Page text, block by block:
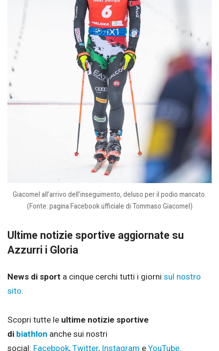
Giacomel all’arrivo dell’inseguimento, deluso per il podio mancato.
(Fonte: pagina Facebook ufficiale di Tommaso Giacomel)
Ultime notizie sportive aggiornate su
Azzurri i Gloria
News di sport a cinque cerchi tutti i giorni sul nostro
sito.
Scopri tutte le ultime notizie sportive
di biathlon anche sui nostri
social: Facebook, Twitter, Instagram e YouTube.